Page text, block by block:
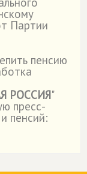
Партии
пенсию
РОССИЯ"
пресс-
пенсий: